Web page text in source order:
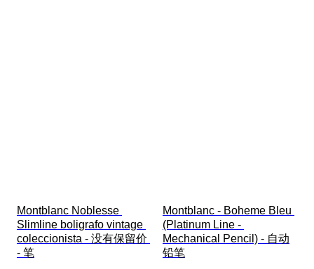
Montblanc Noblesse
Slimline boligrafo vintage
coleccionista - 没有保留价
- 笔
Montblanc - Boheme Bleu
(Platinum Line -
Mechanical Pencil) - 自动
铅笔